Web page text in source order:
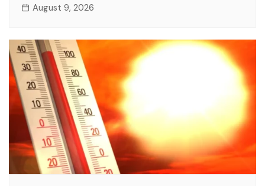
August 9, 2026